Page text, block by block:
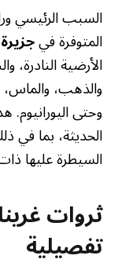
السبب الرئيسي
المتوفرة في
الأرضية النادرة،
والذهب، والماس،
وحتى اليورانيوم.
الحديثة، بما في
السيطرة عليها
ثروات
تفصيلية